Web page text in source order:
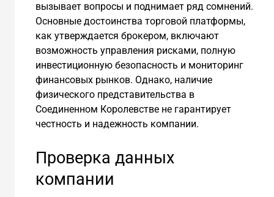
вызывает вопросы и поднимает ряд сомнений.
Основные достоинства торговой платформы,
как утверждается брокером, включают
возможность управления рисками, полную
инвестиционную безопасность и мониторинг
финансовых рынков. Однако, наличие
физического представительства в
Соединенном Королевстве не гарантирует
честность и надежность компании.
Проверка данных
компании